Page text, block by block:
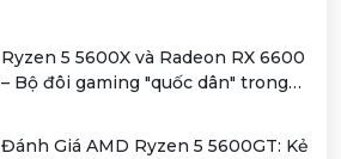
Ryzen 5 5600X và Radeon RX 6600
– Bộ đôi gaming "quốc dân" trong
Đánh Giá AMD Ryzen 5 5600GT: Kẻ